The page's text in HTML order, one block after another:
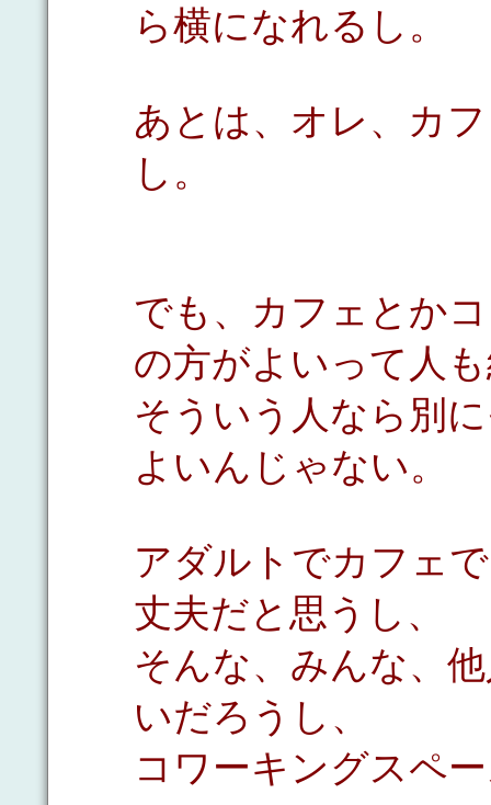
ら横になれるし。
あとは、オレ、カ
し。
でも、カフェとか
の方がよいって人
そういう人なら別
よいんじゃない。
アダルトでカフェ
丈夫だと思うし、
そんな、みんな、
いだろうし、
コワーキングスペ